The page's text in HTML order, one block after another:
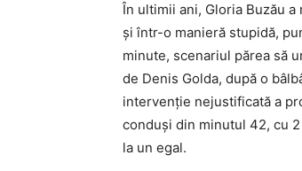
În ultimii ani, Gloria Buzău
şi într-o manieră stupidă,
minute, scenariul părea să
de Denis Golda, după o
intervenţie nejustificată a
conduşi din minutul 42, cu
la un egal.